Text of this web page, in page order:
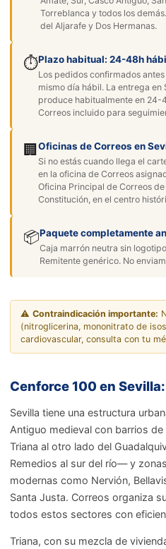
Torreblanca y todos los
del Aljarafe y Dos Hermanas.
⏱️Plazo habitual: 24-48h
Los pedidos confirmados
mismo día hábil. La entrega
produce habitualmente en 24-
Correos incluido para
🏢Oficinas de Correos en
Si no estás cuando llega el
en la oficina de Correos
Oficina Principal de Correos
Constitución, en el centro
📦Paquete completamente
Caja marrón neutra sin
Remitente genérico. No
⚠️ Contraindicación importante:
(nitroglicerina, mononitrato de
cardiovascular, consulta con tu
Cenforce 100 en
Sevilla tiene una estructura
Antiguo medieval con barrios
Triana al otro lado del
Remedios al sur del río— y
modernas como Nervión,
Santa Justa. Correos organiza
todos estos sectores con
Triana, con su mezcla de